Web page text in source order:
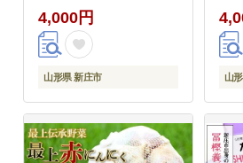
4,000円
山形県 新庄市 山